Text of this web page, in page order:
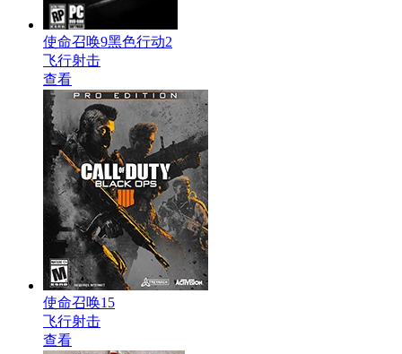
使命召唤9黑色行动2
飞行射击
查看
使命召唤15
飞行射击
查看